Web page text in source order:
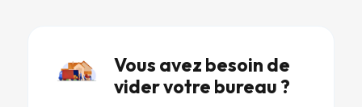
Vous avez besoin de
vider votre bureau ?